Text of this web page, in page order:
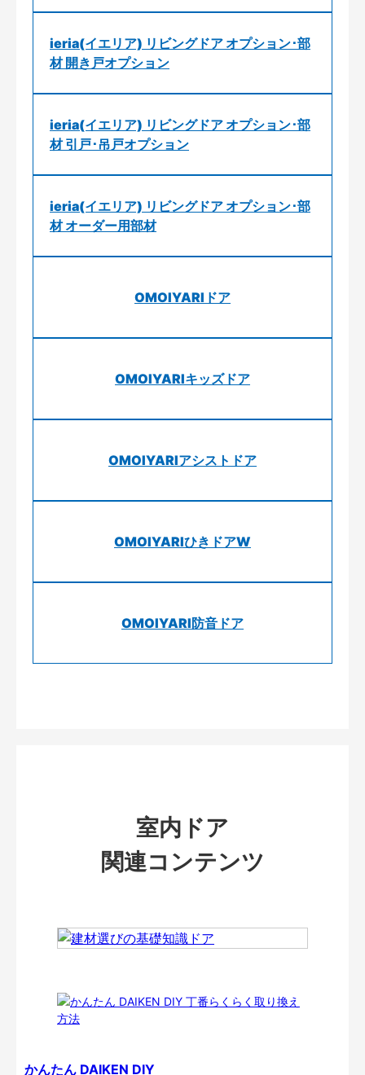
ieria(イエリア) リビングドア オプション･部
材 開き戸オプション
ieria(イエリア) リビングドア オプション･部
材 引戸･吊戸オプション
ieria(イエリア) リビングドア オプション･部
材 オーダー用部材
OMOIYARIドア
OMOIYARIキッズドア
OMOIYARIアシストドア
OMOIYARIひきドアW
OMOIYARI防音ドア
室内ドア
関連コンテンツ
かんたん DAIKEN DIY